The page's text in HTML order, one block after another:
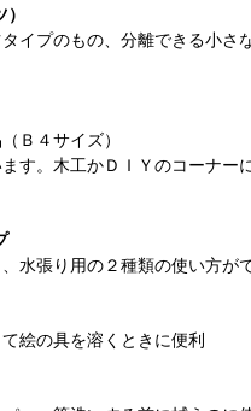
イプのもの、分離できる小さ
Ｂ４サイズ）
す。木工かＤＩＹのコーナー
水張り用の２種類の使い方が
絵の具を溶くときに便利